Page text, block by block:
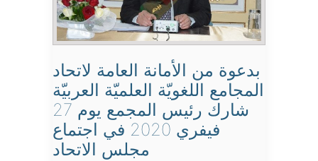
بدعوة من الأمانة العامة لاتحاد
المجامع اللغويّة العلميّة العربيّة
شارك رئيس المجمع يوم 27
فيفري 2020 في اجتماع
مجلس الاتحاد